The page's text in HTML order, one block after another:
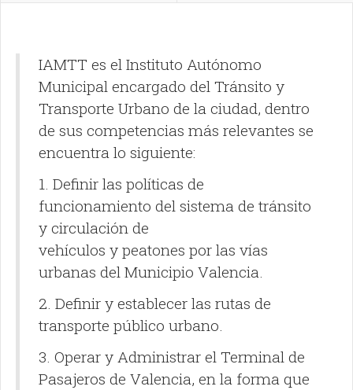
IAMTT es el Instituto Autónomo
Municipal encargado del Tránsito y
Transporte Urbano de la ciudad, dentro
de sus competencias más relevantes se
encuentra lo siguiente:
1. Definir las políticas de
funcionamiento del sistema de tránsito
y circulación de
vehículos y peatones por las vías
urbanas del Municipio Valencia.
2. Definir y establecer las rutas de
transporte público urbano.
3. Operar y Administrar el Terminal de
Pasajeros de Valencia, en la forma que